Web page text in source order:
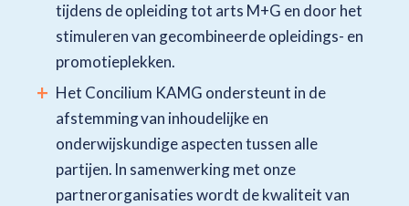
tijdens de opleiding tot arts M+G en door het
stimuleren van gecombineerde opleidings- en
promotieplekken.
Het Concilium KAMG ondersteunt in de
afstemming van inhoudelijke en
onderwijskundige aspecten tussen alle
partijen. In samenwerking met onze
partnerorganisaties wordt de kwaliteit van